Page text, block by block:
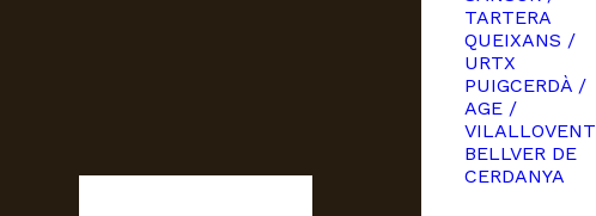
TARTERA
QUEIXANS /
URTX
PUIGCERDÀ /
AGE /
VILALLOVENT
BELLVER DE
CERDANYA